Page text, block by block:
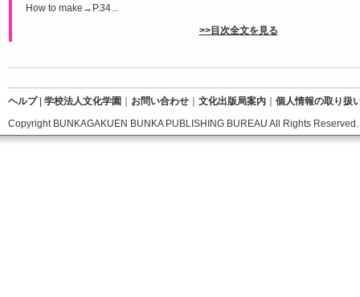
How to make→P.34...
>>目次全文を見る
ヘルプ| 学校法人文化学園 お問い合わせ 文化出版局案内
個人情報の取り扱
Copyright BUNKAGAKUEN BUNKA PUBLISHING BUREAU All Rights Reserved.